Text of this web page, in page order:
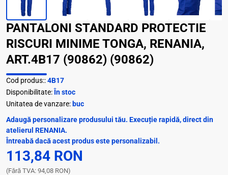
PANTALONI STANDARD PROTECTIE
RISCURI MINIME TONGA, RENANIA,
ART.4B17 (90862) (90862)
Cod produs::4B17
Disponibilitate: În stoc
Unitatea de vanzare: buc
Adaugă personalizare produsului tău. Execuție rapidă, direct din
atelierul RENANIA.
Întreabă dacă acest produs este personalizabil.
113,84 RON
(Fără TVA: 94,08 RON)